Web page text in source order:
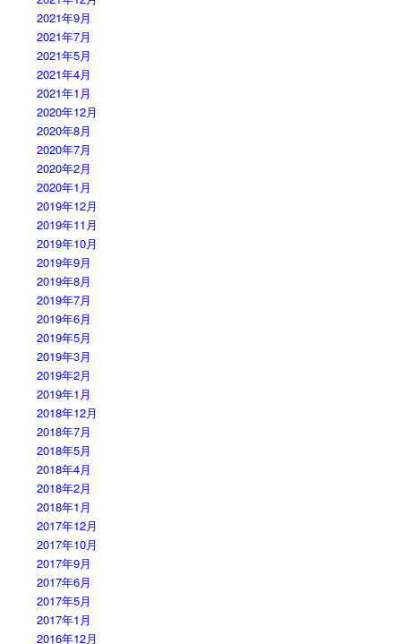
2021年9月
2021年7月
2021年5月
2021年4月
2021年1月
2020年12月
2020年8月
2020年7月
2020年2月
2020年1月
2019年12月
2019年11月
2019年10月
2019年9月
2019年8月
2019年7月
2019年6月
2019年5月
2019年3月
2019年2月
2019年1月
2018年12月
2018年7月
2018年5月
2018年4月
2018年2月
2018年1月
2017年12月
2017年10月
2017年9月
2017年6月
2017年5月
2017年1月
2016年12月